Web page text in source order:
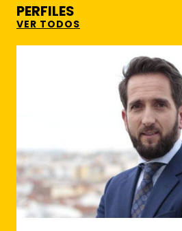
PERFILES
VER TODOS